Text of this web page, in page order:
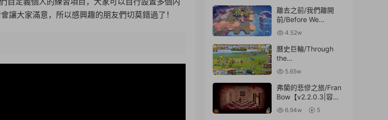
讓大家滿意，所以感興趣的朋友們切莫錯過了！
量574MB|官方簡體中
文】
離去之前/我們離開
前/Before We
Leave【v1.0346|容
量1.58GB|官方簡體中
文】
4.52w
曆史巨輪/Through
the
Ages【v2.18.639|容
量222MB|官方簡體中
文】
5.65w
弗蘭的悲慘之旅/Fran
Bow【v2.2.0.3|容量
511MB|官方原版英
文】
6.94w 5